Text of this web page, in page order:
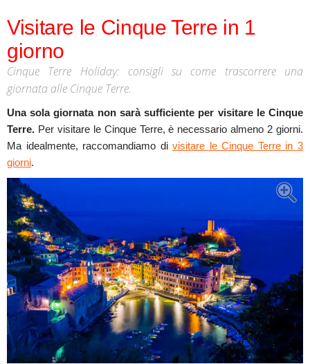
Visitare le Cinque Terre in 1
giorno
Cinque Terre Holiday: consigli su come trascorrere una
giornata alle Cinque Terre.
Una sola giornata non sarà sufficiente per visitare le Cinque
Terre. Per visitare le Cinque Terre, è necessario almeno 2 giorni.
Ma idealmente, raccomandiamo divisitare le Cinque Terre in 3
giorni.